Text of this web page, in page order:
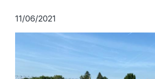
11/06/2021